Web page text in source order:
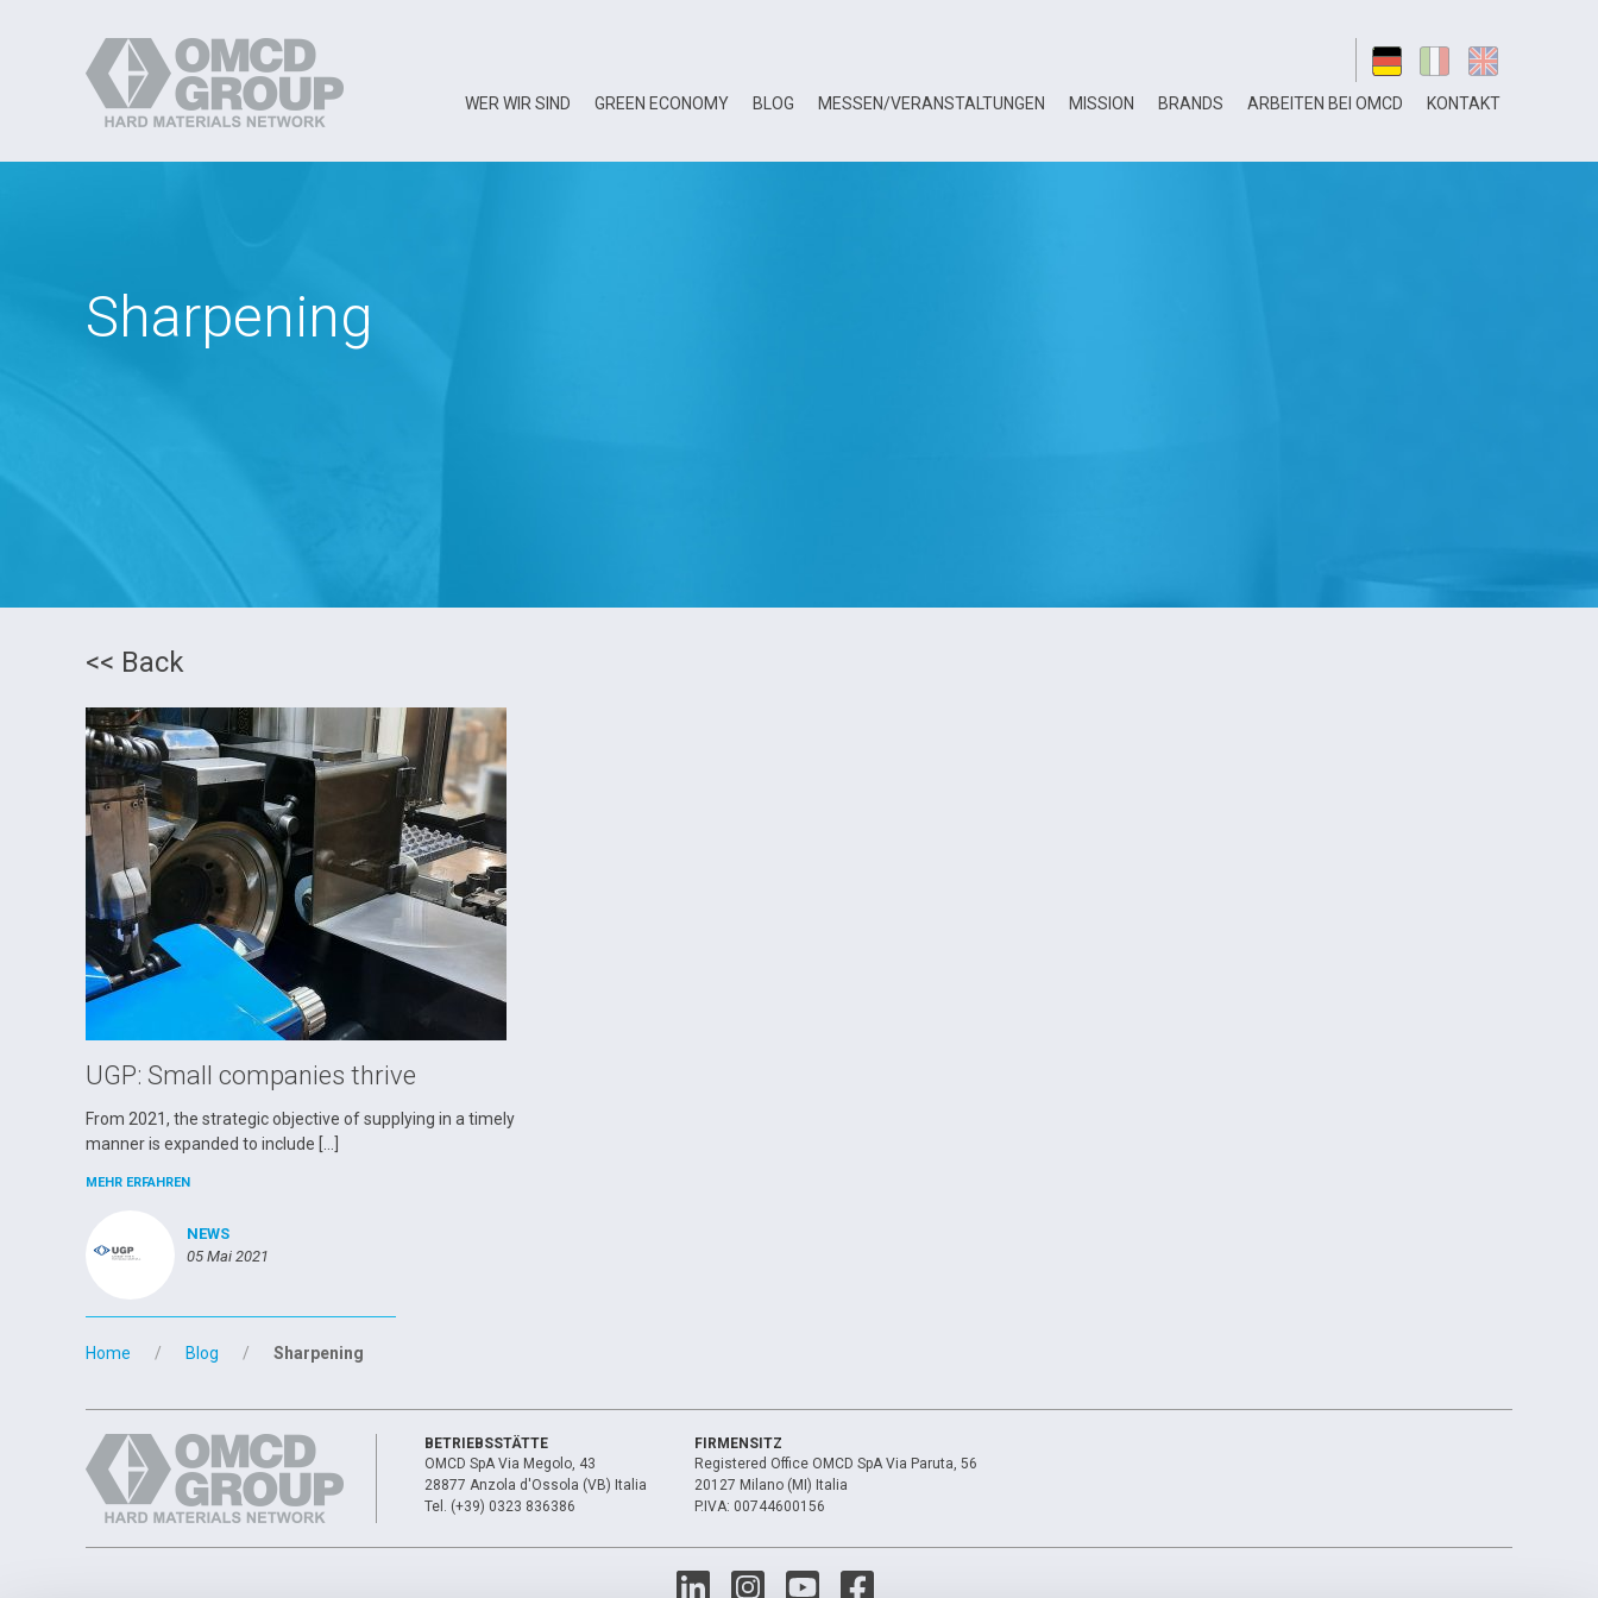
WER WIR SIND GREEN ECONOMY BLOG MESSEN/VERANSTALTUNGEN MISSION BRANDS ARBEITEN BEI OMCD KONTAKT
Sharpening
<< Back
UGP: Small companies thrive
From 2021, the strategic objective of supplying in a timely
manner is expanded to include […]
MEHR ERFAHREN
NEWS
05 Mai 2021
Home Blog Sharpening
BETRIEBSSTÄTTE
OMCD SpA Via Megolo, 43
28877 Anzola d'Ossola (VB) Italia
Tel. (+39) 0323 836386
FIRMENSITZ
Registered Office OMCD SpA Via Paruta, 56
20127 Milano (MI) Italia
P.IVA: 00744600156